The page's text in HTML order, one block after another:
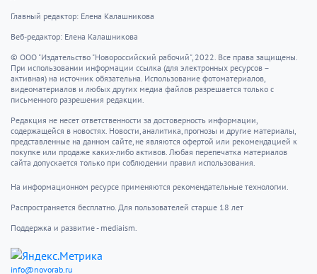
Главный редактор: Елена Калашникова
Веб-редактор: Елена Калашникова
© ООО "Издательство "Новороссийский рабочий", 2022. Все права защищены.
При использовании информации ссылка (для электронных ресурсов –
активная) на источник обязательна. Использование фотоматериалов,
видеоматериалов и любых других медиа файлов разрешается только с
письменного разрешения редакции.
Редакция не несет ответственности за достоверность информации,
содержащейся в новостях. Новости, аналитика, прогнозы и другие материалы,
представленные на данном сайте, не являются офертой или рекомендацией к
покупке или продаже каких-либо активов. Любая перепечатка материалов
сайта допускается только при соблюдении правил использования.
На информационном ресурсе применяются рекомендательные технологии.
Распространяется бесплатно. Для пользователей старше 18 лет
Поддержка и развитие - mediaism.
info@novorab.ru